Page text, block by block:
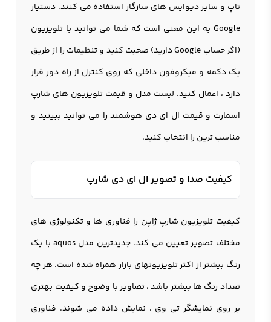
تاپ و سایر دیوایس های سازگار استفاده می کنند. دستیار
Google به این معنی است که شما می توانید با تلویزیون
(اگر حساب Google دارید) صحبت کنید و تنظیمات را از طریق
یک دکمه و میکروفون داخلی که روی کنترل از راه دور قرار
دارد ، اعمال کنید. لیست مدل و قیمت تلویزیون های شارپ
اسمارت و قیمت ال ای دی هوشمند را می توانید ببینید و
مناسب ترین را انتخاب کنید.
کیفیت صدا و تصویر ال ای دی شارپ
کیفیت تلویزیون شارپ ژاپن را فناوری ها و تکنولوژی های
مختلف تصویر تعیین می کند. جدیدترین مدل aquos با یک
رنگ بیشتر از اکثر تلویزیونهای بازار همراه شده است. هر چه
تعداد رنگ ها بیشتر باشد ، تصاویر با وضوح و کیفیت بهتری
بر روی نمایشگر تی وی ، نمایش داده می شوند. فناوری